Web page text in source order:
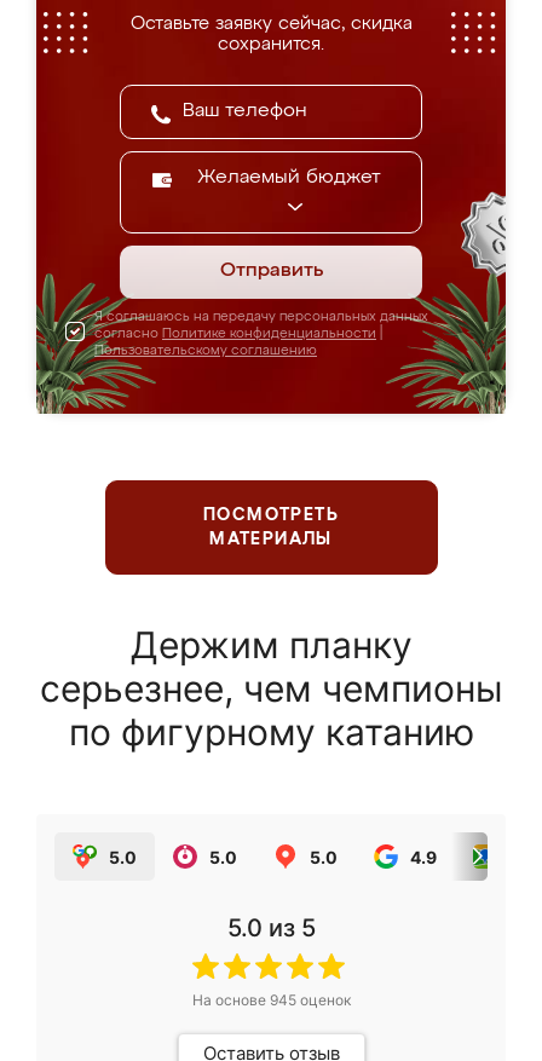
Оставьте заявку сейчас, скидка
сохранится.
Желаемый бюджет
Отправить
Я соглашаюсь на передачу персональных данных
согласно Политике конфиденциальности
Пользовательскому соглашению
ПОСМОТРЕТЬ
МАТЕРИАЛЫ
Держим планку
серьезнее, чем чемпионы
по фигурному катанию
5.0 5.0 5.0 4.9
5.0 из 5
На основе 945оценок
Оставить отзыв